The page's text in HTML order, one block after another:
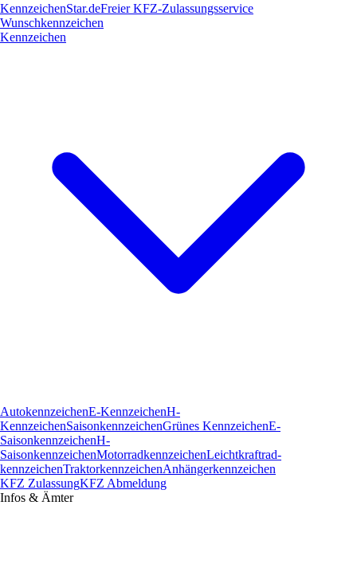
KennzeichenStar.deFreier KFZ-Zulassungsservice
Wunschkennzeichen
Kennzeichen
AutokennzeichenE-KennzeichenH-
KennzeichenSaisonkennzeichenGrünes KennzeichenE-
SaisonkennzeichenH-
SaisonkennzeichenMotorradkennzeichenLeichtkraftrad­
kennzeichenTraktorkennzeichenAnhängerkennzeichen
KFZ ZulassungKFZ Abmeldung
Infos & Ämter